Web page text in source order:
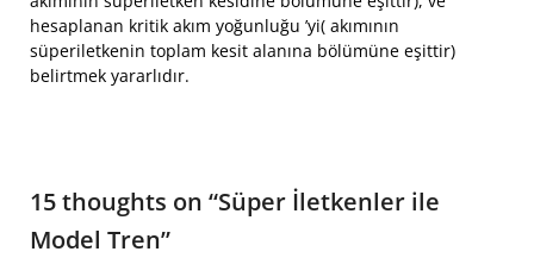
hesaplanan kritik akım yoğunluğu ’yi( akımının
süperiletkenin toplam kesit alanına bölümüne eşittir)
belirtmek yararlıdır.
15 thoughts on “Süper İletkenler ile
Model Tren”